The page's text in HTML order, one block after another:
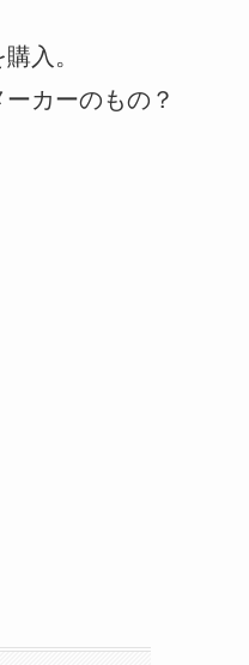
入。
カーのもの？